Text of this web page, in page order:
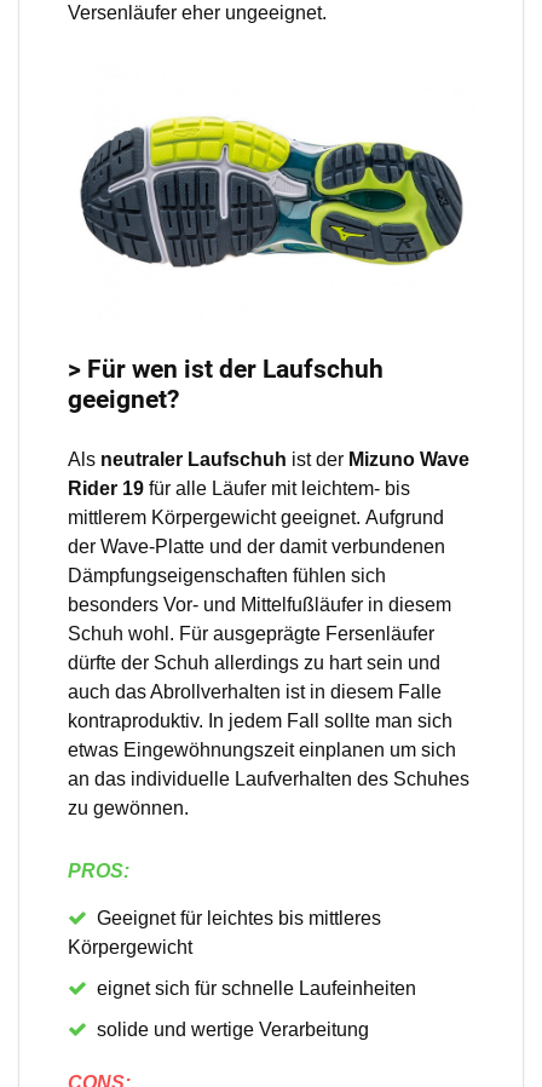
Versenläufer eher ungeeignet.
> Für wen ist der Laufschuh
geeignet?
Als neutraler Laufschuh ist der Mizuno Wave
Rider 19 für alle Läufer mit leichtem- bis
mittlerem Körpergewicht geeignet. Aufgrund
der Wave-Platte und der damit verbundenen
Dämpfungseigenschaften fühlen sich
besonders Vor- und Mittelfußläufer in diesem
Schuh wohl. Für ausgeprägte Fersenläufer
dürfte der Schuh allerdings zu hart sein und
auch das Abrollverhalten ist in diesem Falle
kontraproduktiv. In jedem Fall sollte man sich
etwas Eingewöhnungszeit einplanen um sich
an das individuelle Laufverhalten des Schuhes
zu gewönnen.
PROS:
Geeignet für leichtes bis mittleres
Körpergewicht
eignet sich für schnelle Laufeinheiten
solide und wertige Verarbeitung
CONS: